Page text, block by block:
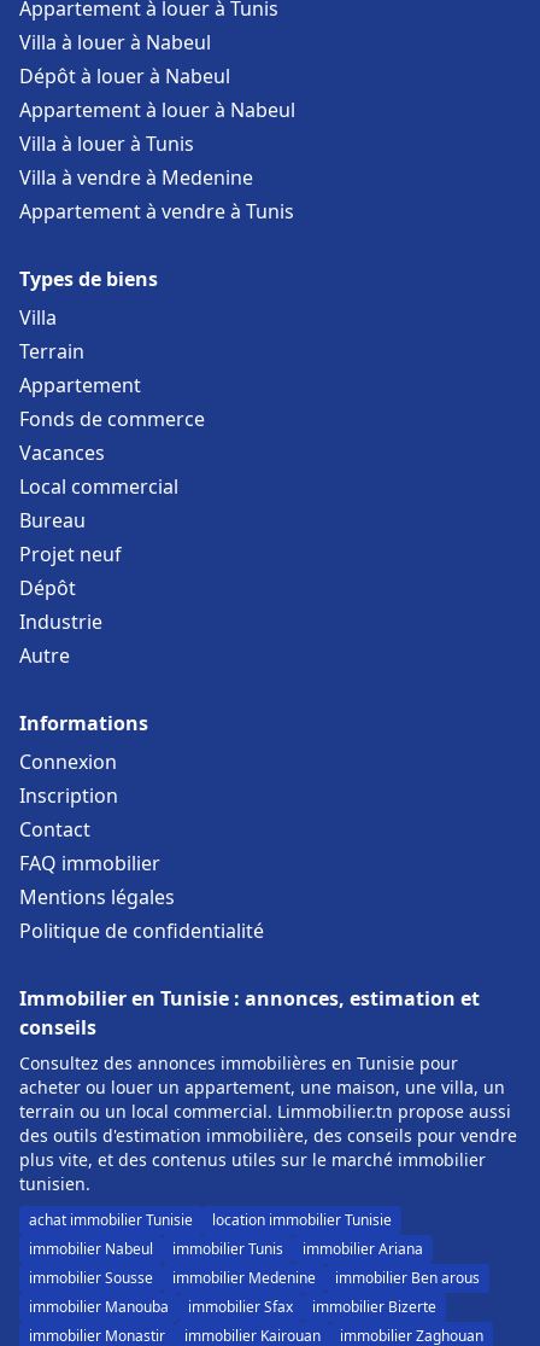
Appartement à louer à Tunis
Villa à louer à Nabeul
Dépôt à louer à Nabeul
Appartement à louer à Nabeul
Villa à louer à Tunis
Villa à vendre à Medenine
Appartement à vendre à Tunis
Types de biens
Villa
Terrain
Appartement
Fonds de commerce
Vacances
Local commercial
Bureau
Projet neuf
Dépôt
Industrie
Autre
Informations
Connexion
Inscription
Contact
FAQ immobilier
Mentions légales
Politique de confidentialité
Immobilier en Tunisie : annonces, estimation et
conseils
Consultez des annonces immobilières en Tunisie pour
acheter ou louer un appartement, une maison, une villa, un
terrain ou un local commercial. Limmobilier.tn propose aussi
des outils d'estimation immobilière, des conseils pour vendre
plus vite, et des contenus utiles sur le marché immobilier
tunisien.
achat immobilier Tunisie
location immobilier Tunisie
immobilier Nabeul
immobilier Tunis
immobilier Ariana
immobilier Sousse
immobilier Medenine
immobilier Ben arous
immobilier Manouba
immobilier Sfax
immobilier Bizerte
immobilier Monastir
immobilier Kairouan immobilier Zaghouan